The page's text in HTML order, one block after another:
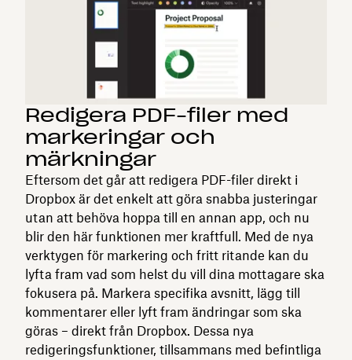
Redigera PDF-filer med
markeringar och
märkningar
Eftersom det går att redigera PDF-filer direkt i
Dropbox är det enkelt att göra snabba justeringar
utan att behöva hoppa till en annan app, och nu
blir den här funktionen mer kraftfull. Med de nya
verktygen för markering och fritt ritande kan du
lyfta fram vad som helst du vill dina mottagare ska
fokusera på. Markera specifika avsnitt, lägg till
kommentarer eller lyft fram ändringar som ska
göras – direkt från Dropbox. Dessa nya
redigeringsfunktioner, tillsammans med befintliga